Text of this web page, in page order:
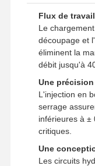
Flux de
Le
découpage et
éliminent la
débit jusqu'à
Une
L'injection en
serrage
inférieures à ±
critiques.
Une
Les circuits